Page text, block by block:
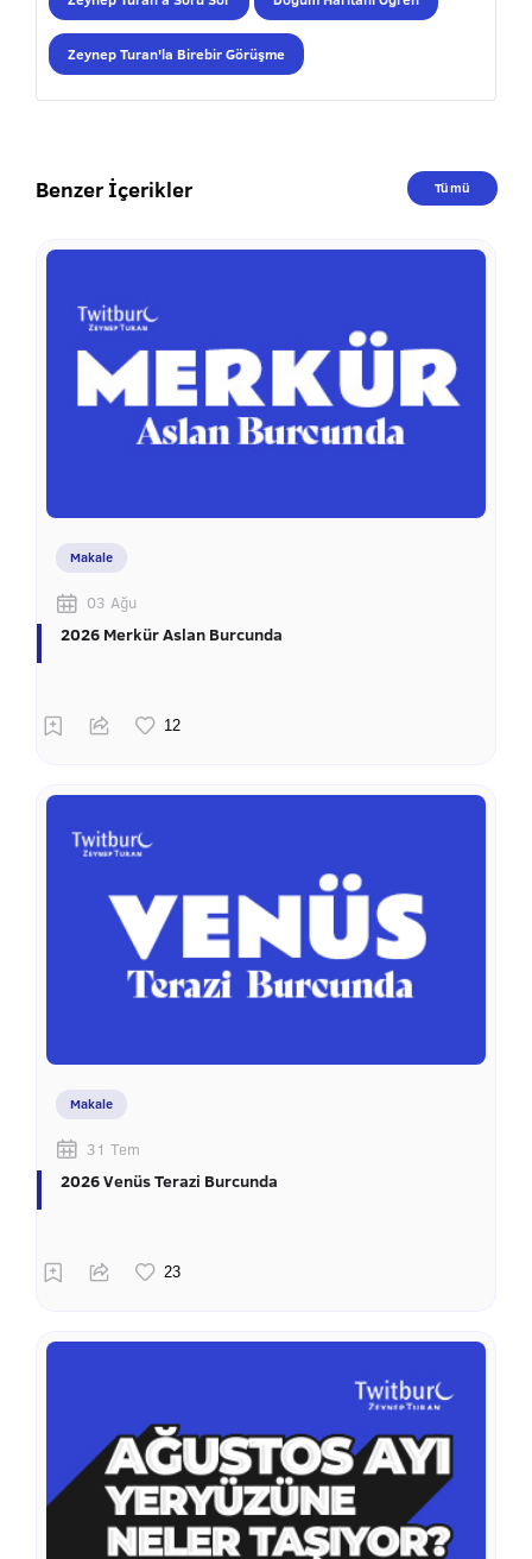
Zeynep Turan'la Birebir Görüşme
Benzer İçerikler Tümü
Makale
03 Ağu
2026 Merkür Aslan Burcunda
Makale
31 Tem
2026 Venüs Terazi Burcunda